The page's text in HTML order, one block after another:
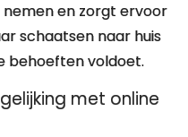
en zorgt ervoor
schaatsen naar huis
behoeften voldoet.
met online